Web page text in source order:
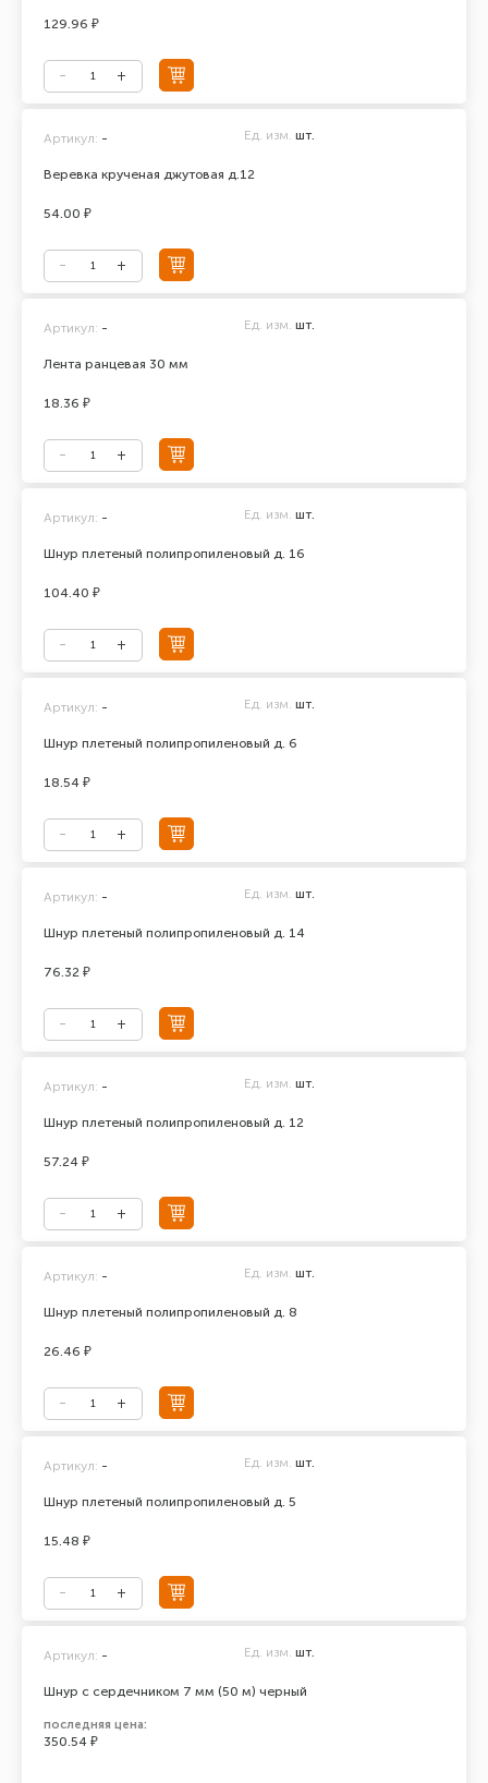
129.96 ₽
Веревка крученая джутовая д.12
Артикул: - Ед. изм. шт.
54.00 ₽
Лента ранцевая 30 мм
Артикул: - Ед. изм. шт.
18.36 ₽
Шнур плетеный полипропиленовый д. 16
Артикул: - Ед. изм. шт.
104.40 ₽
Шнур плетеный полипропиленовый д. 6
Артикул: - Ед. изм. шт.
18.54 ₽
Шнур плетеный полипропиленовый д. 14
Артикул: - Ед. изм. шт.
76.32 ₽
Шнур плетеный полипропиленовый д. 12
Артикул: - Ед. изм. шт.
57.24 ₽
Шнур плетеный полипропиленовый д. 8
Артикул: - Ед. изм. шт.
26.46 ₽
Шнур плетеный полипропиленовый д. 5
Артикул: - Ед. изм. шт.
15.48 ₽
Шнур с сердечником 7 мм (50 м) черный
Артикул: - Ед. изм. шт.
последняя цена:
350.54 ₽